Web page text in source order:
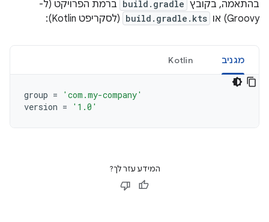
בהתאמה, בקובץ build.gradle ברמת הפרויקט (ל-
Groovy) או
build.gradle.kts (לסקריפט Kotlin):
מגניב Kotlin
group =
'com.my-company'
version = '1.0'
המידע עזר לך?